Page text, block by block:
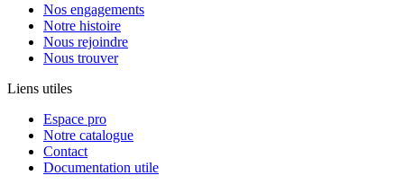
Nos engagements
Notre histoire
Nous rejoindre
Nous trouver
Liens utiles
Espace pro
Notre catalogue
Contact
Documentation utile